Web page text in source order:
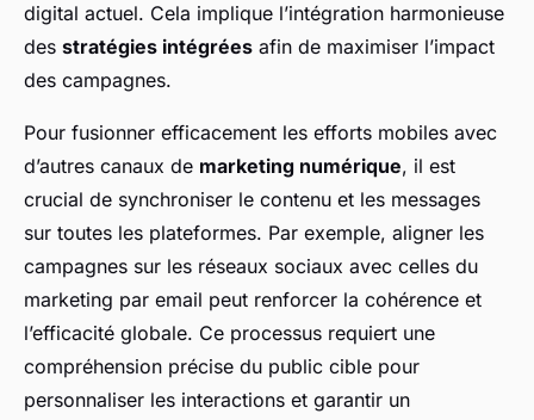
digital actuel. Cela implique l’intégration harmonieuse
des stratégies intégrées afin de maximiser l’impact
des campagnes.
Pour fusionner efficacement les efforts mobiles avec
d’autres canaux de marketing numérique, il est
crucial de synchroniser le contenu et les messages
sur toutes les plateformes. Par exemple, aligner les
campagnes sur les réseaux sociaux avec celles du
marketing par email peut renforcer la cohérence et
l’efficacité globale. Ce processus requiert une
compréhension précise du public cible pour
personnaliser les interactions et garantir un